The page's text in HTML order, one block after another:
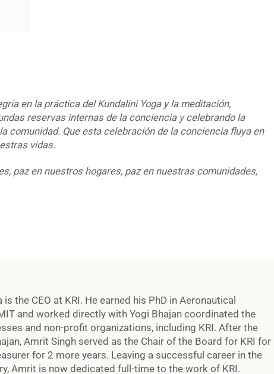
en la práctica del Kundalini Yoga y la meditación,
reservas internas de la conciencia y celebrando la
comunidad. Que esta celebración de la conciencia fluya en
vidas.
paz en nuestros hogares, paz en nuestras comunidades,
the CEO at KRI. He earned his PhD in Aeronautical
and worked directly with Yogi Bhajan coordinated the
and non-profit organizations, including KRI. After the
Amrit Singh served as the Chair of the Board for KRI for
for 2 more years. Leaving a successful career in the
Amrit is now dedicated full-time to the work of KRI.